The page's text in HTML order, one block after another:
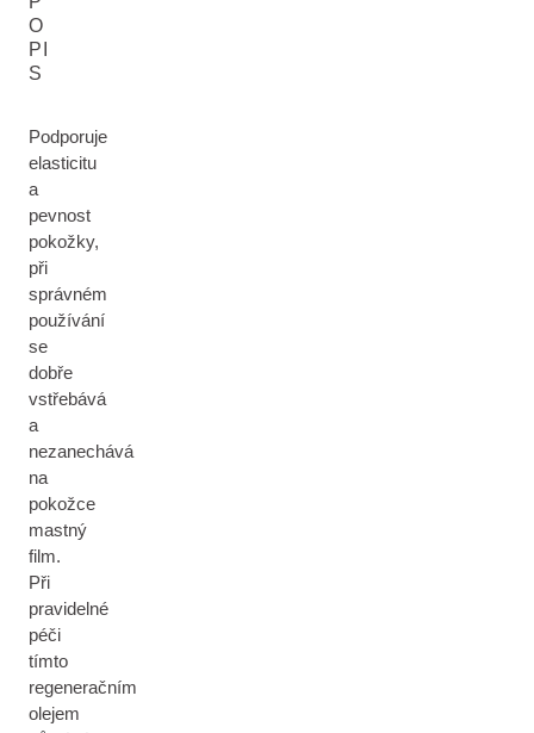
O
PI
S
Podporuje
elasticitu
a
pevnost
pokožky,
při
správném
používání
se
dobře
vstřebává
a
nezanechává
na
pokožce
mastný
film.
Při
pravidelné
péči
tímto
regeneračním
olejem